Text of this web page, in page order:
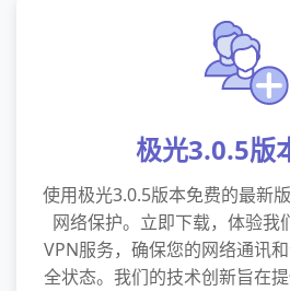
极光3.0.5版
使用极光3.0.5版本免费的最新
网络保护。立即下载，体验我
VPN服务，确保您的网络通讯
全状态。我们的技术创新旨在